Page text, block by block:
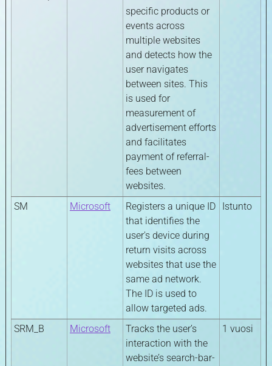
specific products or
events across
multiple websites
and detects how the
user navigates
between sites. This
is used for
measurement of
advertisement efforts
and facilitates
payment of referral-
fees between
websites.
SM
Microsoft
Registers a unique ID
that identifies the
user's device during
return visits across
websites that use the
same ad network.
The ID is used to
allow targeted ads.
Istunto
SRM_B Microsoft
Tracks the user’s
interaction with the
website’s search-bar-
1 vuosi